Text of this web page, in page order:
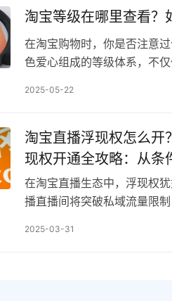
淘宝等级在哪里查看？
在淘宝购物时，你是否注意
色爱心组成的等级体系，不
2025-05-22
淘宝直播浮现权怎么开
现权开通全攻略：从条
在淘宝直播生态中，浮现权
播直播间将突破私域流量限
2025-03-31